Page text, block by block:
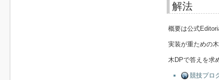
解法
概要は公式
実装が重ための
木DPで答えを求
競技プロ